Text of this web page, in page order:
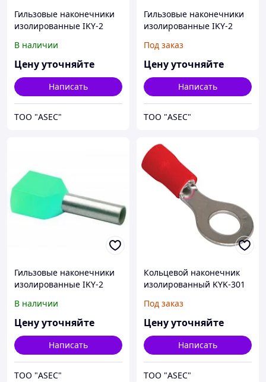
Гильзовые наконечники
изолированные IKY-2
В наличии
Цену уточняйте
Написать
ТОО "ASEC"
Гильзовые наконечники
изолированные IKY-2
Под заказ
Цену уточняйте
Написать
ТОО "ASEC"
Гильзовые наконечники
изолированные IKY-2
В наличии
Цену уточняйте
Написать
ТОО "ASEC"
Кольцевой наконечник
изолированный KYK-301
Под заказ
Цену уточняйте
Написать
ТОО "ASEC"